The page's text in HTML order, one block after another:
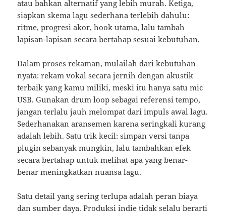
atau bahkan alternatif yang lebih murah. Ketiga,
siapkan skema lagu sederhana terlebih dahulu:
ritme, progresi akor, hook utama, lalu tambah
lapisan-lapisan secara bertahap sesuai kebutuhan.
Dalam proses rekaman, mulailah dari kebutuhan
nyata: rekam vokal secara jernih dengan akustik
terbaik yang kamu miliki, meski itu hanya satu mic
USB. Gunakan drum loop sebagai referensi tempo,
jangan terlalu jauh melompat dari impuls awal lagu.
Sederhanakan aransemen karena seringkali kurang
adalah lebih. Satu trik kecil: simpan versi tanpa
plugin sebanyak mungkin, lalu tambahkan efek
secara bertahap untuk melihat apa yang benar-
benar meningkatkan nuansa lagu.
Satu detail yang sering terlupa adalah peran biaya
dan sumber daya. Produksi indie tidak selalu berarti